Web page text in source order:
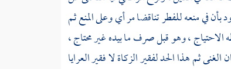
في منعه للفطر تناقضا مر أي وعلى المنع ثم
، وهو قبل صرف ما بيده غير محتاج ،
ثم هذا الحد لفقير الزكاة لا فقير العرايا